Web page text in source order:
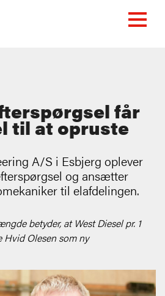
får
til at opruste
A/S i Esbjerg oplever
og ansætter
til elafdelingen.
betyder, at West Diesel pr. 1
Hvid Olesen som ny